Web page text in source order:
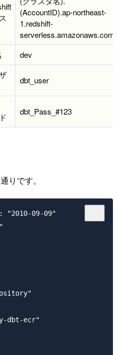
(AccountID).ap-northeast-
1.redshift-
serverless.amazonaws.com
dev
dbt_user
dbt_Pass_#123
りです。
"2010-09-09"
dbt-ecr"